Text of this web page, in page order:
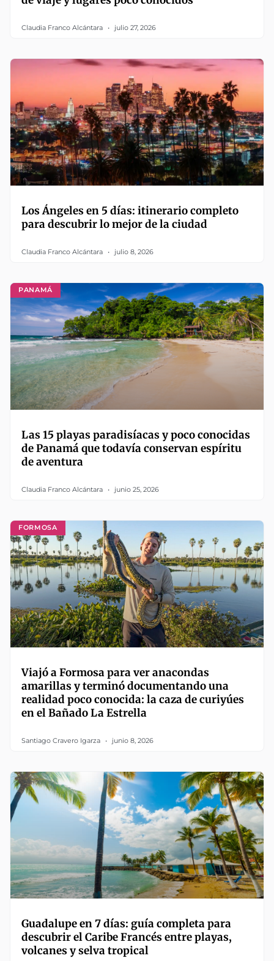
Claudia Franco Alcántara julio 27, 2026
Los Ángeles en 5 días: itinerario completo
para descubrir lo mejor de la ciudad
Claudia Franco Alcántara julio 8, 2026
PANAMÁ
Las 15 playas paradisíacas y poco conocidas
de Panamá que todavía conservan espíritu
de aventura
Claudia Franco Alcántara junio 25, 2026
FORMOSA
Viajó a Formosa para ver anacondas
amarillas y terminó documentando una
realidad poco conocida: la caza de curiyúes
en el Bañado La Estrella
Santiago Cravero Igarza junio 8, 2026
Guadalupe en 7 días: guía completa para
descubrir el Caribe Francés entre playas,
volcanes y selva tropical